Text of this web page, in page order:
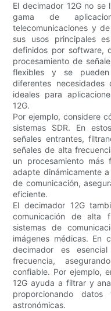
El decimador 12G no se
gama de
telecomunicaciones y
sus usos principales
definidos por software,
procesamiento de
flexibles y se
diferentes
ideales para
12G.
Por ejemplo, considere
sistemas SDR. En
señales entrantes,
señales de alta
un procesamiento
adapte dinámicamente
de comunicación,
eficiente.
El decimador 12G
comunicación de alta
sistemas de
imágenes médicas. En
decimador es
frecuencia,
confiable. Por ejemplo,
12G ayuda a filtrar y
proporcionando datos
astronómicas.